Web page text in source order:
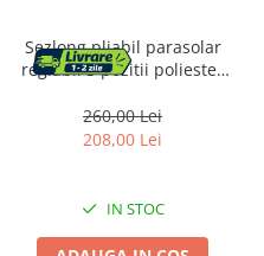
Sezlong pliabil parasolar
reglabil 3 pozitii poliester
maxim 120 kg, gri
260,00 Lei
208,00 Lei
IN STOC